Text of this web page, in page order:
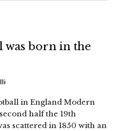
was born in the
in England Modern
half the 19th
scattered in 1850 with an